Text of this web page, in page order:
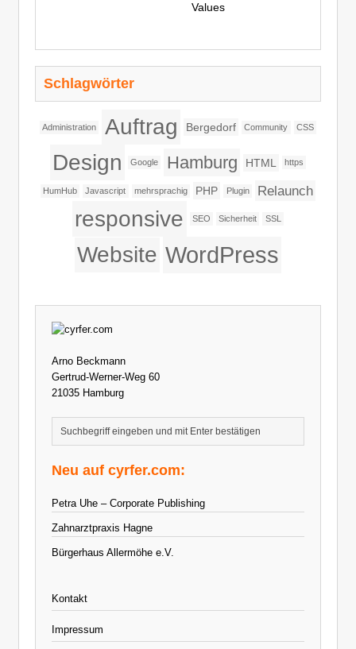
Values
Schlagwörter
Administration Auftrag Bergedorf Community CSS
Design Google Hamburg HTML https
HumHub Javascript mehrsprachig PHP Plugin Relaunch
responsive SEO Sicherheit SSL
Website WordPress
Arno Beckmann
Gertrud-Werner-Weg 60
21035 Hamburg
Neu auf cyrfer.com:
Petra Uhe – Corporate Publishing
Zahnarztpraxis Hagne
Bürgerhaus Allermöhe e.V.
Kontakt
Impressum